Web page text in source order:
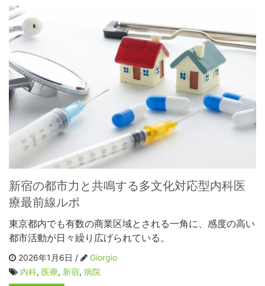
新宿の都市力と共鳴する多文化対応型内科医
療最前線ルポ
東京都内でも有数の商業区域とされる一角に、感度の高い
都市活動が日々繰り広げられている。
2026年1月6日 /
Giorgio
内科, 医療, 新宿, 病院